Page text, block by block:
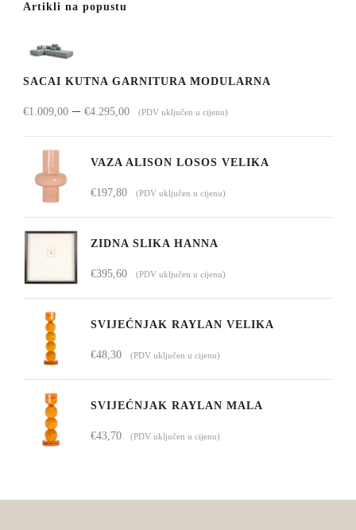
Artikli na popustu
SACAI KUTNA GARNITURA MODULARNA
€1.009,00 – €4.295,00Raspon
cijena:
od
(PDV uključen u cijenu)
VAZA ALISON LOSOS VELIKA
€197,80 (PDV uključen u cijenu)
ZIDNA SLIKA HANNA
€395,60 (PDV uključen u cijenu)
SVIJEĆNJAK RAYLAN VELIKA
€48,30 (PDV uključen u cijenu)
SVIJEĆNJAK RAYLAN MALA
€43,70 (PDV uključen u cijenu)